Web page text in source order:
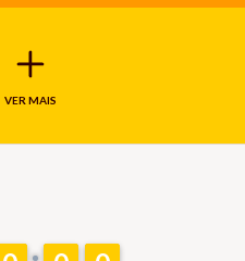
VER MAIS